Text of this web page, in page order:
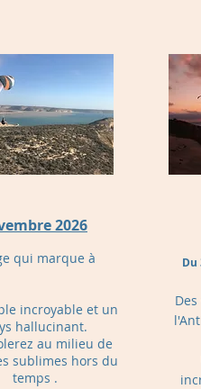
2026
qui marque à
incroyable et un
hallucinant.
au milieu de
sublimes hors du
temps .
Du